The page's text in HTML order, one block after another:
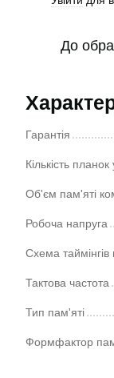
До
Гарантія
Кількість
Об'єм пам'яті
Робоча напруга
Схема таймінгів
Тактова частота
Тип пам'яті
Формфактор